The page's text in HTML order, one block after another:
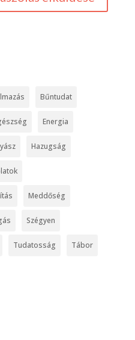
Bűntudat
Energia
Hazugság
Meddőség
Szégyen
Tudatosság Tábor